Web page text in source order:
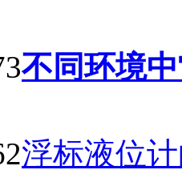
不同环境
浮标液位